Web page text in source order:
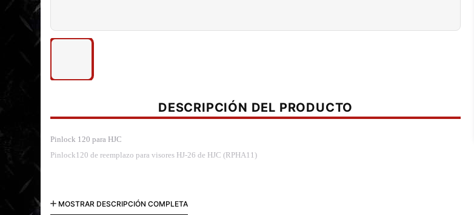
DESCRIPCIÓN DEL PRODUCTO
Pinlock 120 para HJC
Pinlock120 de reemplazo para visores HJ-26 de HJC (RPHA11)
MOSTRAR DESCRIPCIÓN COMPLETA